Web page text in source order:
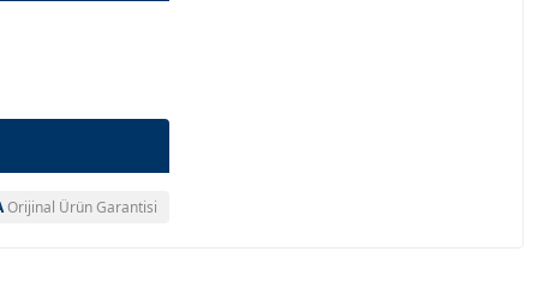
Orijinal Ürün Garantisi